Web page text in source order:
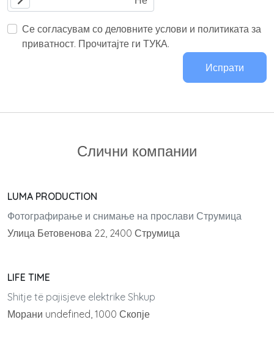
Се согласувам со деловните услови и политиката за
приватност. Прочитајте ги ТУКА.
Испрати
Слични компании
LUMA PRODUCTION
Фотографирање и снимање на прослави Струмица
Улица Бетовенова 22, 2400 Струмица
LIFE TIME
Shitje të pajisjeve elektrike Shkup
Морани undefined, 1000 Скопје